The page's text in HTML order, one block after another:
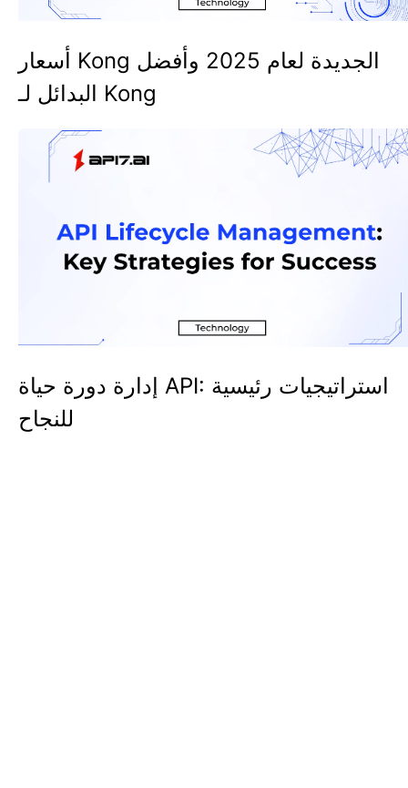
أسعار Kong الجديدة لعام 2025 وأفضل
البدائل لـ Kong
إدارة دورة حياة API: استراتيجيات رئيسية
للنجاح